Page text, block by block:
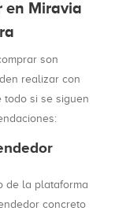
en Miravia
son
realizar con
todo si se siguen
de la plataforma
concreto